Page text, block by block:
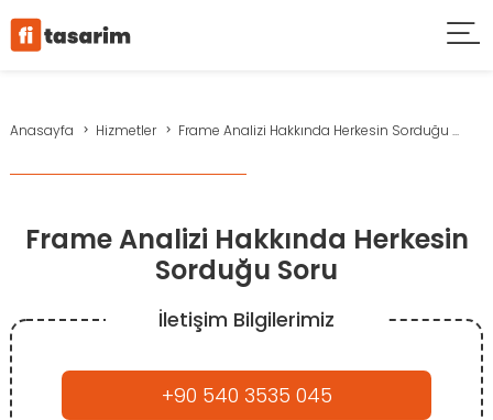
Anasayfa Hizmetler Frame Analizi Hakkında Herkesin Sorduğu ...
Frame Analizi Hakkında Herkesin
Sorduğu Soru
İletişim Bilgilerimiz
+90 540 3535 045